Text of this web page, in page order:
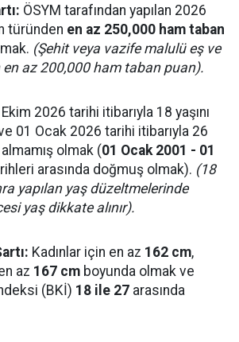
ÖSYM tarafından yapılan 2026
türünden en az 250,000 ham taban
(Şehit veya vazife malulü eş ve
en az 200,000 ham taban puan).
2026 tarihi itibarıyla 18 yaşını
01 Ocak 2026 tarihi itibarıyla 26
olmak (01 Ocak 2001 - 01
arasında doğmuş olmak). (18
yapılan yaş düzeltmelerinde
yaş dikkate alınır).
Kadınlar için en az 162 cm,
az 167 cm boyunda olmak ve
(BKİ) 18 ile 27 arasında